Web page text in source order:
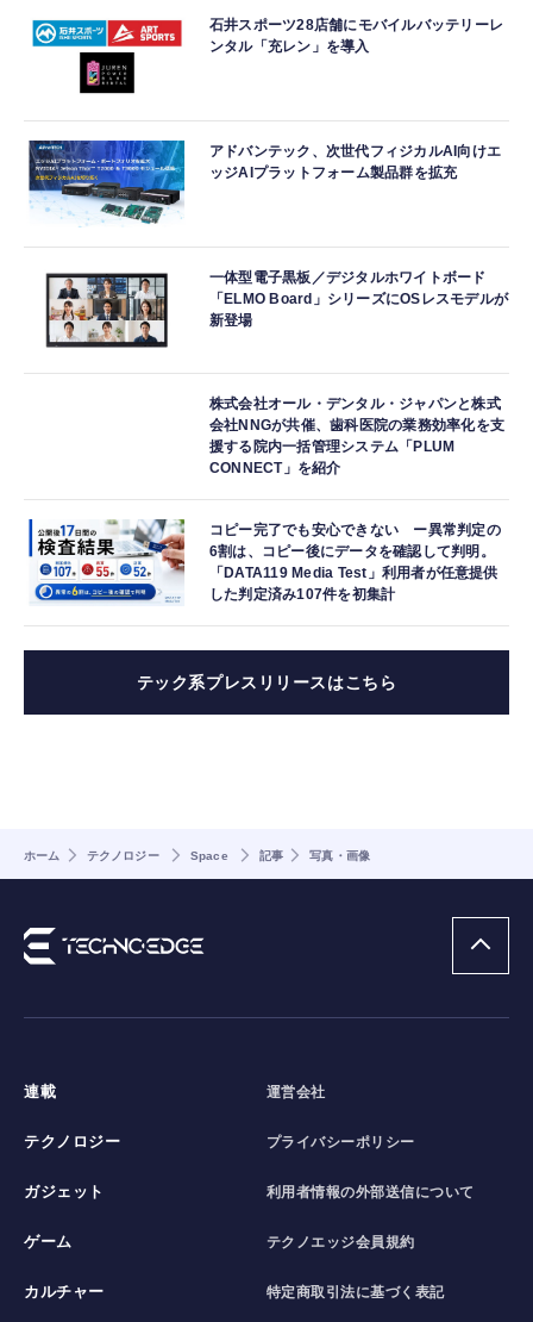
石井スポーツ28店舗にモバイルバッテリーレ
ンタル「充レン」を導入
アドバンテック、次世代フィジカルAI向けエ
ッジAIプラットフォーム製品群を拡充
一体型電子黒板／デジタルホワイトボード
「ELMO Board」シリーズにOSレスモデルが
新登場
株式会社オール・デンタル・ジャパンと株式
会社NNGが共催、歯科医院の業務効率化を支
援する院内一括管理システム「PLUM
CONNECT」を紹介
コピー完了でも安心できない ー異常判定の
6割は、コピー後にデータを確認して判明。
「DATA119 Media Test」利用者が任意提供
した判定済み107件を初集計
テック系プレスリリースはこちら
ホーム テクノロジー Space 記事 写真・画像
連載
テクノロジー
ガジェット
ゲーム
カルチャー
運営会社
プライバシーポリシー
利用者情報の外部送信について
テクノエッジ会員規約
特定商取引法に基づく表記